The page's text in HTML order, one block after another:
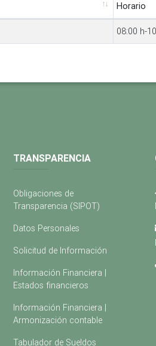
Horario
08:00 h-
TRANSPARENCIA
Obligaciones de
Transparencia (SIPOT)
Datos Personales
Solicitud de Información
Información Financiera |
Estados financieros
Información Financiera |
Armonización contable
Tabulador de Sueldos